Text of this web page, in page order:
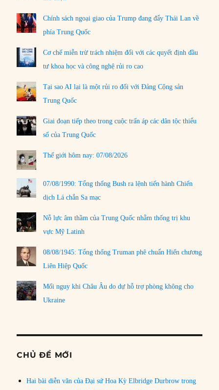
Chính sách ngoại giao của Trump đang đẩy Thái Lan về
phía Trung Quốc
Cơ chế miễn trừ trách nhiệm đối với các quyết định đầu
tư khoa học và công nghệ rủi ro cao
Tại sao AI lại là một rủi ro đối với Đảng Cộng sản
Trung Quốc
Giai đoạn tiếp theo trong cuộc trấn áp các dân tộc thiểu
số của Trung Quốc
Thế giới hôm nay: 07/08/2026
07/08/1990: Tổng thống Bush ra lệnh tiến hành Chiến
dịch Lá chắn Sa mạc
Nỗ lực âm thầm của Trung Quốc nhằm thống trị khu
vực Mỹ Latinh
08/08/1945: Tổng thống Truman phê chuẩn Hiến chương
Liên Hiệp Quốc
Mối nguy khi Châu Âu do dự hỗ trợ phòng không cho
Ukraine
CHỦ ĐỀ MỚI
Hai bài diễn văn của Đại sứ Hoa Kỳ Elbridge Durbrow trong